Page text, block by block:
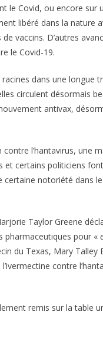
le Covid, ou encore sur
libéré dans la nature
vaccins. D’autres
le Covid-19.
dans une longue
circulent désormais
antivax,
contre l’hantavirus, une
certains politiciens
notoriété dans
Taylor Greene
pharmaceutiques pour «
du Texas, Mary
contre
remis sur la table